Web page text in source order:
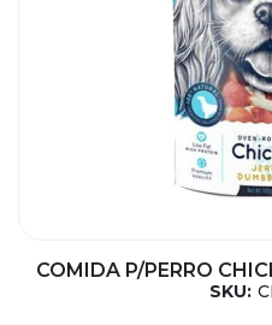
COMIDA P/PERRO
SKU: